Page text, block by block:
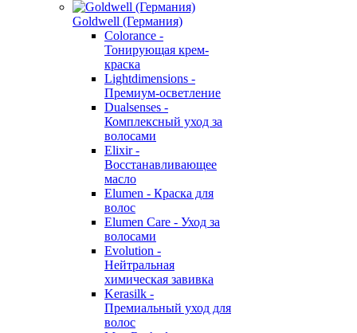
Goldwell (Германия)
Colorance -
Тонирующая крем-
краска
Lightdimensions -
Премиум-осветление
Dualsenses -
Комплексный уход за
волосами
Elixir -
Восстанавливающее
масло
Elumen - Краска для
волос
Elumen Care - Уход за
волосами
Evolution -
Нейтральная
химическая завивка
Kerasilk -
Премиальный уход для
волос